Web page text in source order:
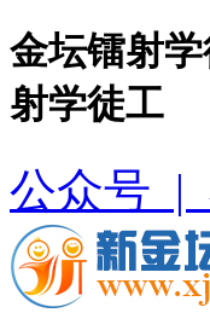
金坛镭射
射学徒工
公众号 |